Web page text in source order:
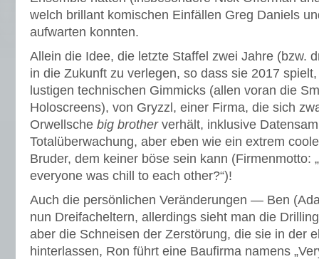
welch brillant komischen Einfällen Greg Daniels
aufwarten konnten.
Allein die Idee, die letzte Staffel zwei Jahre (bzw.
in die Zukunft zu verlegen, so dass sie 2017
lustigen technischen Gimmicks (allen voran die
Holoscreens), von Gryzzl, einer Firma, die sich
Orwellsche big brotherverhält, inklusive
Totalüberwachung, aber eben wie ein extrem
Bruder, dem keiner böse sein kann (Firmenmotto:
everyone was chill to each other?“)!
Auch die persönlichen Veränderungen — Ben
nun Dreifacheltern, allerdings sieht man die
aber die Schneisen der Zerstörung, die sie in der
hinterlassen, Ron führt eine Baufirma namens